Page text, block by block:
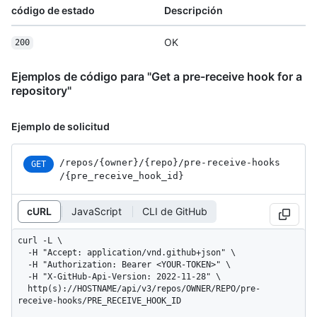
código de estado Descripción
200 OK
Ejemplos de código para "Get a pre-receive hook for a
repository"
Ejemplo de solicitud
GET /repos /{owner} /{repo} /pre-receive-hooks
/{pre_
receive_ hook_ id}
cURL JavaScript CLI de GitHub
curl -L \
receive-hooks/PRE_RECEIVE_HOOK_ID